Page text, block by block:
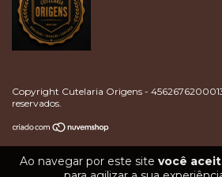
Ao navegar por este site você
Copyright Cutelaria Origens -
reservados.